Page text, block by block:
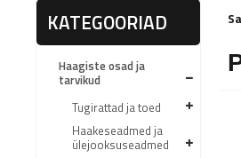
KATEGOORIAD
Haagiste osad ja
tarvikud
Tugirattad ja toed
Haakeseadmed ja
ülejooksuseadmed